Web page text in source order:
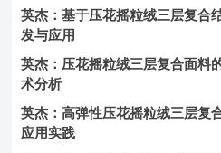
英杰：基于压花摇粒绒三层复合
发与应用
英杰：压花摇粒绒三层复合面料
术分析
英杰：高弹性压花摇粒绒三层复
应用实践